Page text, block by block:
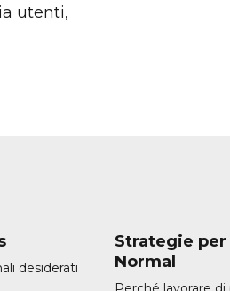
utenti,
desiderati
Strategie per
Normal